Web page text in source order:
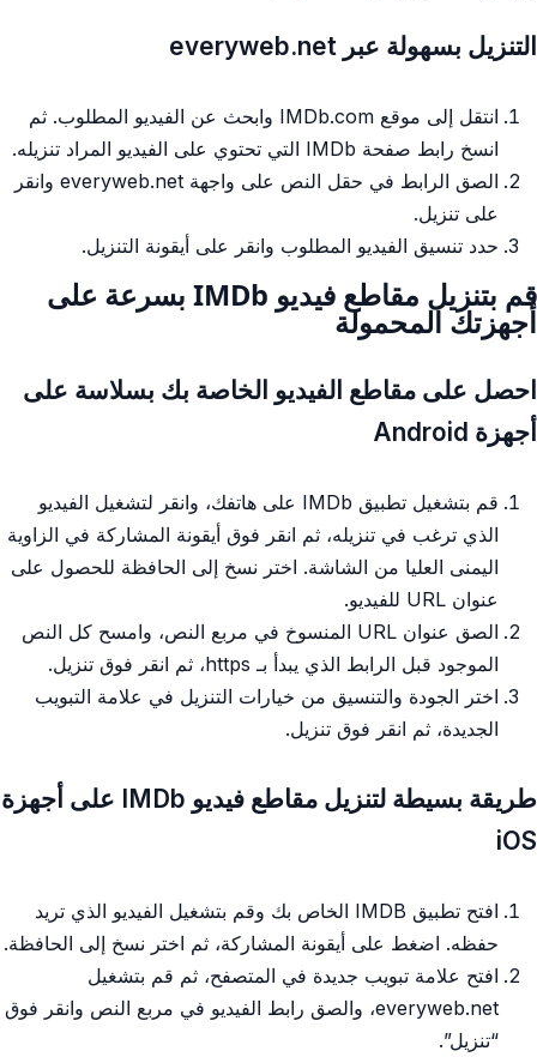
التنزيل بسهولة عبر everyweb.net
انتقل إلى موقع IMDb.com وابحث عن الفيديو المطلوب. ثم
انسخ رابط صفحة IMDb التي تحتوي على الفيديو المراد تنزيله.
الصق الرابط في حقل النص على واجهة everyweb.net وانقر
على تنزيل.
حدد تنسيق الفيديو المطلوب وانقر على أيقونة التنزيل.
قم بتنزيل مقاطع فيديو IMDb بسرعة على
أجهزتك المحمولة
احصل على مقاطع الفيديو الخاصة بك بسلاسة على
أجهزة Android
قم بتشغيل تطبيق IMDb على هاتفك، وانقر لتشغيل الفيديو
الذي ترغب في تنزيله، ثم انقر فوق أيقونة المشاركة في الزاوية
اليمنى العليا من الشاشة. اختر نسخ إلى الحافظة للحصول على
عنوان URL للفيديو.
الصق عنوان URL المنسوخ في مربع النص، وامسح كل النص
الموجود قبل الرابط الذي يبدأ بـ https، ثم انقر فوق تنزيل.
اختر الجودة والتنسيق من خيارات التنزيل في علامة التبويب
الجديدة، ثم انقر فوق تنزيل.
طريقة بسيطة لتنزيل مقاطع فيديو IMDb على أجهزة
iOS
افتح تطبيق IMDB الخاص بك وقم بتشغيل الفيديو الذي تريد
حفظه. اضغط على أيقونة المشاركة، ثم اختر نسخ إلى الحافظة.
افتح علامة تبويب جديدة في المتصفح، ثم قم بتشغيل
everyweb.net، والصق رابط الفيديو في مربع النص وانقر فوق
“تنزيل”.